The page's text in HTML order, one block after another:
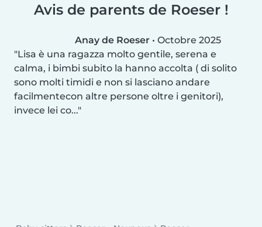
Avis de parents de Roeser !
Anay de Roeser • Octobre 2025
Lisa è una ragazza molto gentile, serena e
calma, i bimbi subito la hanno accolta ( di solito
sono molti timidi e non si lasciano andare
facilmentecon altre persone oltre i genitori),
invece lei co...